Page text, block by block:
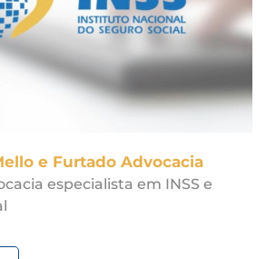
e Furtado Advocacia
especialista em INSS e